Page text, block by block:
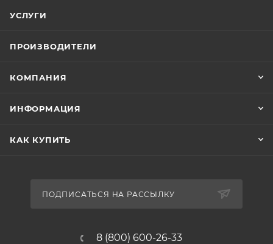
УСЛУГИ
ПРОИЗВОДИТЕЛИ
КОМПАНИЯ
ИНФОРМАЦИЯ
КАК КУПИТЬ
ПОДПИСАТЬСЯ НА РАССЫЛКУ
8 (800) 600-26-33